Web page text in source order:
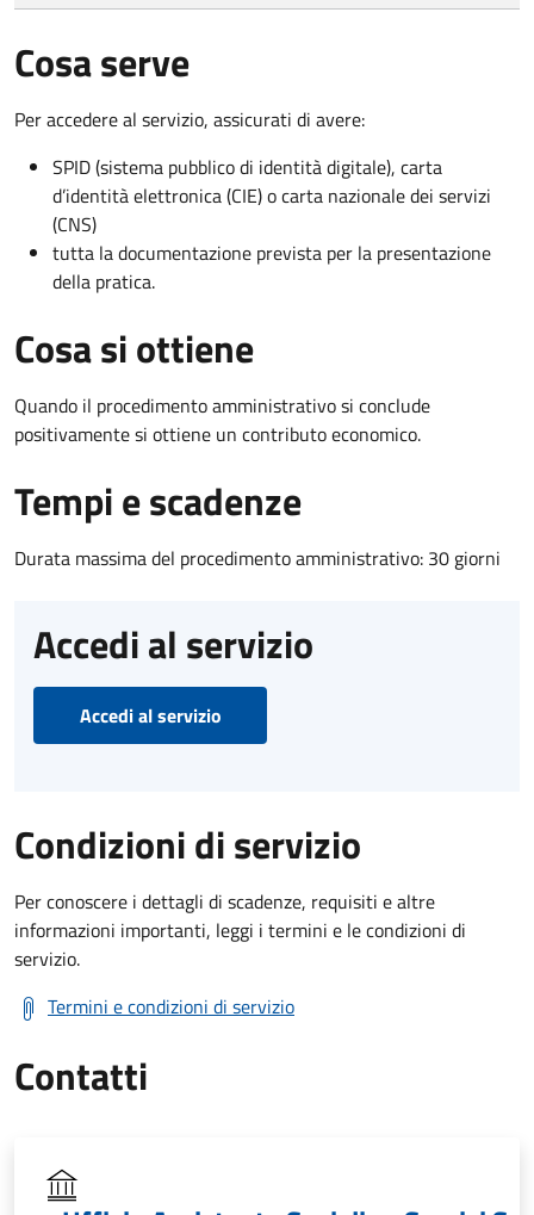
Cosa serve
Per accedere al servizio, assicurati di avere:
SPID (sistema pubblico di identità digitale), carta
d’identità elettronica (CIE) o carta nazionale dei servizi
(CNS)
tutta la documentazione prevista per la presentazione
della pratica.
Cosa si ottiene
Quando il procedimento amministrativo si conclude
positivamente si ottiene un contributo economico.
Tempi e scadenze
Durata massima del procedimento amministrativo: 30 giorni
Accedi al servizio
Accedi al servizio
Condizioni di servizio
Per conoscere i dettagli di scadenze, requisiti e altre
informazioni importanti, leggi i termini e le condizioni di
servizio.
Termini e condizioni di servizio
Contatti